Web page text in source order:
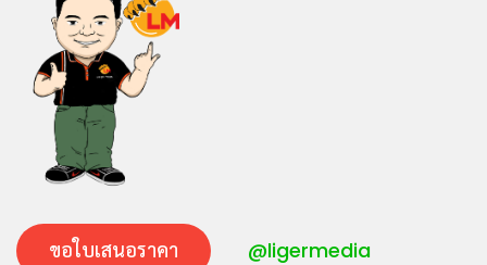
ขอใบเสนอราคา
@ligermedia